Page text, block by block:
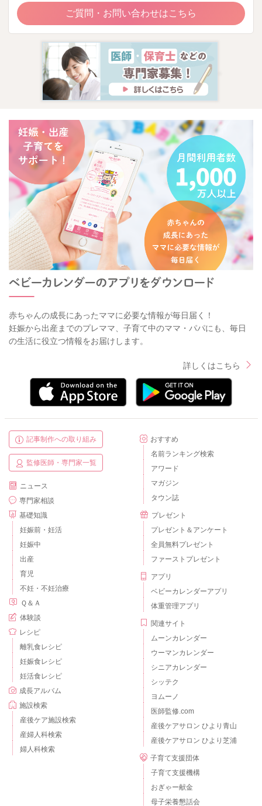
ご質問・お問い合わせはこちら
赤ちゃんの成長にあったママに必要な情報が毎日届く！
妊娠から出産までのプレママ、子育て中のママ・パパにも、毎日
の生活に役立つ情報をお届けします。
詳しくはこちら
記事制作への取り組み
監修医師・専門家一覧
ニュース
専門家相談
基礎知識
妊娠前・妊活
妊娠中
出産
育児
不妊・不妊治療
Ｑ＆Ａ
体験談
レシピ
離乳食レシピ
妊娠食レシピ
妊活食レシピ
成長アルバム
施設検索
産後ケア施設検索
産婦人科検索
婦人科検索
おすすめ
名前ランキング検索
アワード
マガジン
タウン誌
プレゼント
プレゼント＆アンケート
全員無料プレゼント
ファーストプレゼント
アプリ
ベビーカレンダーアプリ
体重管理アプリ
関連サイト
ムーンカレンダー
ウーマンカレンダー
シニアカレンダー
シッテク
ヨムーノ
医師監修.com
産後ケアサロン ひより青山
産後ケアサロン ひより芝浦
子育て支援団体
子育て支援機構
おぎゃー献金
母子栄養懇話会